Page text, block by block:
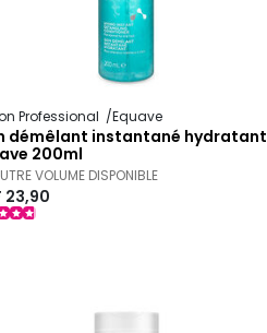
Professional Equave
démêlant instantané hydratant
200ml
VOLUME DISPONIBLE
23,90